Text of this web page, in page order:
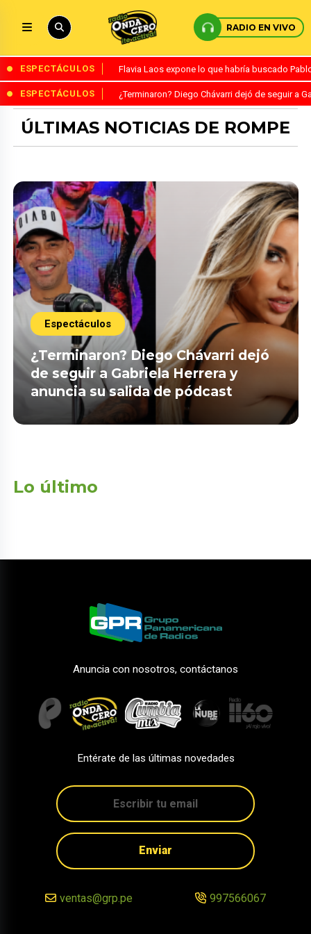
RADIO EN VIVO
ESPECTÁCULOS Flavia Laos expone lo que habría buscado
ESPECTÁCULOS ¿Terminaron? Diego Chávarri dejó de seguir a
ÚLTIMAS NOTICIAS DE ROMPE
Espectáculos
¿Terminaron? Diego Chávarri dejó
de seguir a Gabriela Herrera y
anuncia su salida de pódcast
Lo último
Anuncia con nosotros, contáctanos
Entérate de las últimas novedades
Enviar
ventas@grp.pe 997566067